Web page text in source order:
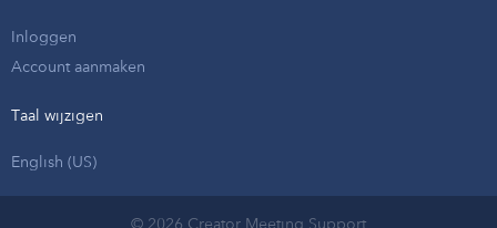
Inloggen
Account aanmaken
Taal wijzigen
English (US)
© 2026 Creator Meeting Support